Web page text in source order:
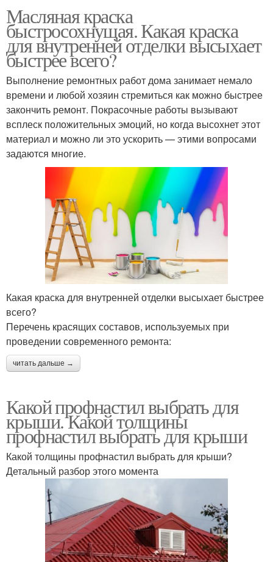
Масляная краска
быстросохнущая. Какая краска
для внутренней отделки высыхает
быстрее всего?
Выполнение ремонтных работ дома занимает немало
времени и любой хозяин стремиться как можно быстрее
закончить ремонт. Покрасочные работы вызывают
всплеск положительных эмоций, но когда высохнет этот
материал и можно ли это ускорить — этими вопросами
задаются многие.
Какая краска для внутренней отделки высыхает быстрее
всего?
Перечень красящих составов, используемых при
проведении современного ремонта:
читать дальше →
Какой профнастил выбрать для
крыши. Какой толщины
профнастил выбрать для крыши
Какой толщины профнастил выбрать для крыши?
Детальный разбор этого момента